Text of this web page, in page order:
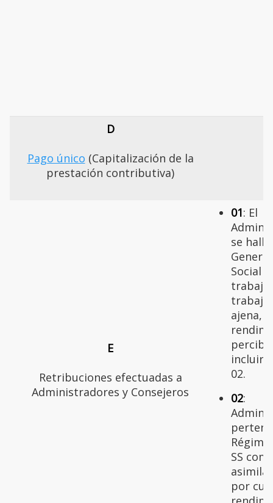
D
Pago único (Capitalización de la
prestación contributiva)
E
Retribuciones efectuadas a
Administradores y Consejeros
01: El
se
Social
ajena,
02.
02:
SS
por